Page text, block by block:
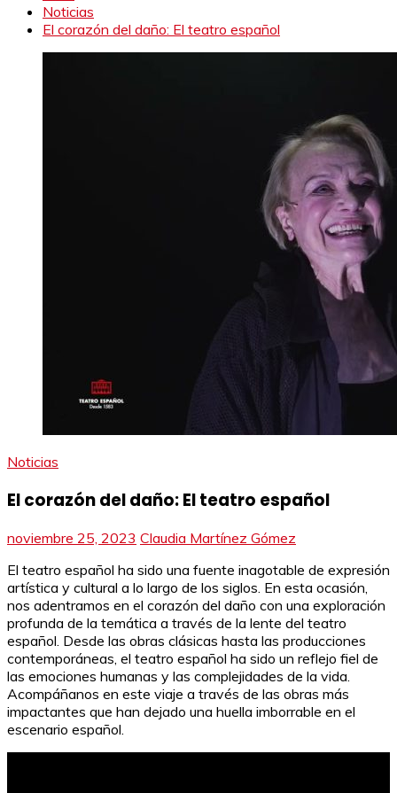
Noticias
El corazón del daño: El teatro español
Noticias
El corazón del daño: El teatro español
noviembre 25, 2023 Claudia Martínez Gómez
El teatro español ha sido una fuente inagotable de expresión
artística y cultural a lo largo de los siglos. En esta ocasión,
nos adentramos en el corazón del daño con una exploración
profunda de la temática a través de la lente del teatro
español. Desde las obras clásicas hasta las producciones
contemporáneas, el teatro español ha sido un reflejo fiel de
las emociones humanas y las complejidades de la vida.
Acompáñanos en este viaje a través de las obras más
impactantes que han dejado una huella imborrable en el
escenario español.